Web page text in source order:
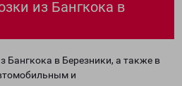
из Бангкока в
Бангкока в Березники, а также в
и